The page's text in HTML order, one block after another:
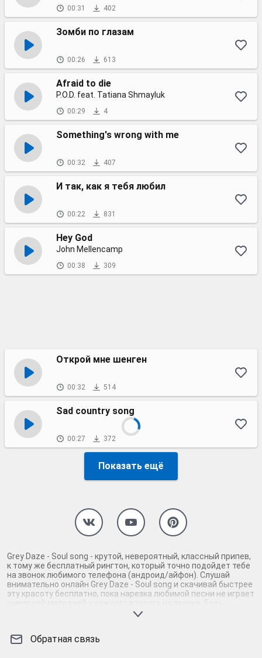
00:31 402
Зомби по глазам
00:26 613
Afraid to die
P.O.D. feat. Tatiana Shmayluk
00:29 4
Something's wrong with me
00:32 407
И так, как я тебя любил
00:22 831
Hey God
John Mellencamp
00:38 309
Открой мне шенген
00:32 514
Sad country song
00:27 372
Показать ещё
Grey Daze - Soul song - крутой, невероятный, классный припев,
к тому же бесплатный рингтон, который точно подойдет тебе
на звонок любимого телефона (андроид/айфон). Слушай
внимательно онлайн Grey Daze - Soul song и скачивай быстрее
эту красоту бесплатно, пока нарезка любимой песни не играет
шикарной мелодией у каждого второго на звонке. Будь
первым, кто скачает бесплатно сей шедевр музыки и оценит
нарезку mp3 песни на звонок телефона, ну, или m4r мелодию
Обратная связь